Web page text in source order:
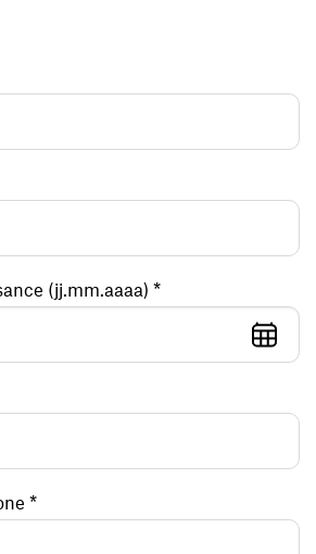
Votre date de naissance (jj.mm.aaaa) *
Numéro de téléphone *